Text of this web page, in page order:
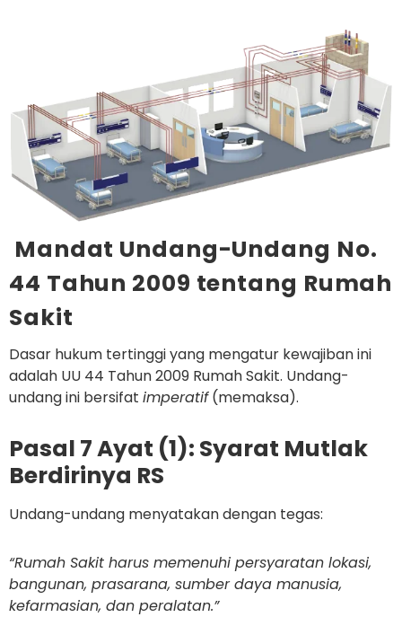
Mandat Undang-Undang No.
44 Tahun 2009 tentang Rumah
Sakit
Dasar hukum tertinggi yang mengatur kewajiban ini
adalah UU 44 Tahun 2009 Rumah Sakit. Undang-
undang ini bersifat imperatif(memaksa).
Pasal 7 Ayat (1): Syarat Mutlak
Berdirinya RS
Undang-undang menyatakan dengan tegas:
“Rumah Sakit harus memenuhi persyaratan lokasi,
bangunan, prasarana, sumber daya manusia,
kefarmasian, dan peralatan.”